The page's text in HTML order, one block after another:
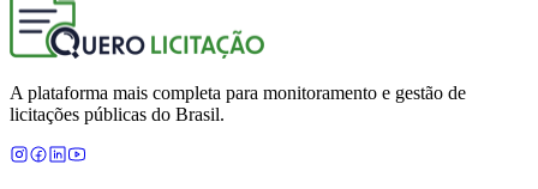
A plataforma mais completa para monitoramento e gestão de
licitações públicas do Brasil.